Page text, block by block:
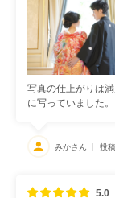
写真の仕上がりは
に写っていました
みかさん 投
5.0